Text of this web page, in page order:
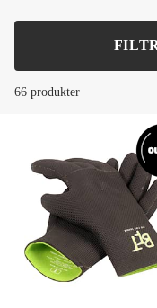
66 produkter